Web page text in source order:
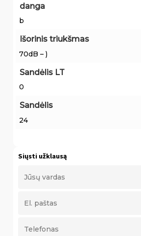
danga
b
Išorinis triukšmas
70dB – )
Sandėlis LT
0
Sandėlis
24
Siųsti užklausą